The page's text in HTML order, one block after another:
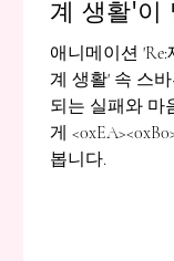
계 생활'이
의 실체
애니메이션 'Re:
계 생활' 속 스
되는 실패와 마
게
봅니다.